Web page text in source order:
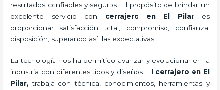
resultados confiables y seguros. El propósito de brindar un
excelente servicio con cerrajero en El Pilar es
proporcionar satisfacción total, compromiso, confianza,
disposición, superando así las expectativas.
La tecnología nos ha permitido avanzar y evolucionar en la
industria con diferentes tipos y diseños. El cerrajero en El
Pilar,trabaja con técnica, conocimientos, herramientas y